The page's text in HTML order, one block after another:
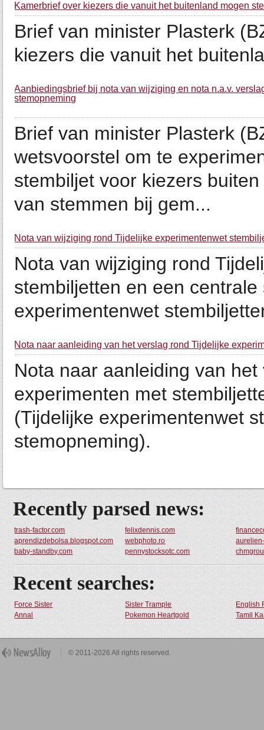
Kamerbrief over kiezers die vanuit het buitenland mogen
Brief van minister Plasterk
kiezers die vanuit het
Aanbiedingsbrief bij nota van wijziging en nota n.a.v.
stemopneming
Brief van minister Plasterk
wetsvoorstel om te
stembiljet voor kiezers
van stemmen bij gem...
Nota van wijziging rond Tijdelijke experimentenwet
Nota van wijziging rond
stembiljetten en een
experimentenwet
Nota naar aanleiding van het verslag rond Tijdelijke
Nota naar aanleiding van
experimenten met
(Tijdelijke experimentenwet
stemopneming).
Recently parsed news:
trash-factor.com felixdennis.com
aprendizdebolsa.blogspot.com
webphoto.ro
baby-standby.com
pennystocksotc.com
Recent searches:
Force Sister Sister Trample
English
Annal
Pokemon Heartgold Tamil
© 2011-2026 All rights reserved.